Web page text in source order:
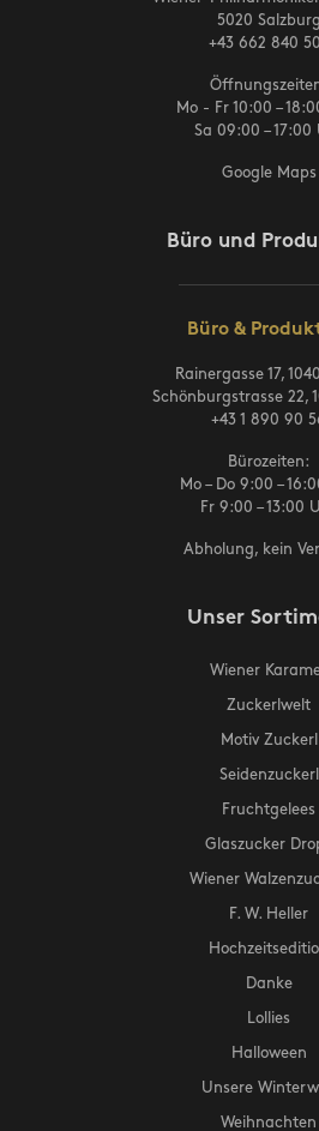
5020 Salzburg
+43 662 840
Mo - Fr 10:00 –
Sa 09:00 – 17:00
Google Maps
Büro und
Büro &
Rainergasse 17,
Schönburgstrasse 22,
+43 1 890 90
Bürozeiten:
Mo – Do 9:00 –
Fr 9:00 – 13:00
Abholung, kein
Unser
Wiener
Zuckerlwelt
Motiv Zuckerl
Seidenzuckerl
Fruchtgelees
Glaszucker
Wiener
F. W. Heller
Danke
Lollies
Halloween
Unsere
Weihnachten